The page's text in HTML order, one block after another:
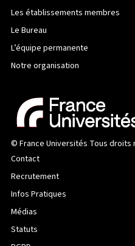
Les établissements membres
Le Bureau
L’équipe permanente
Notre organisation
© France Universités Tous
Contact
Recrutement
Infos Pratiques
Médias
Statuts